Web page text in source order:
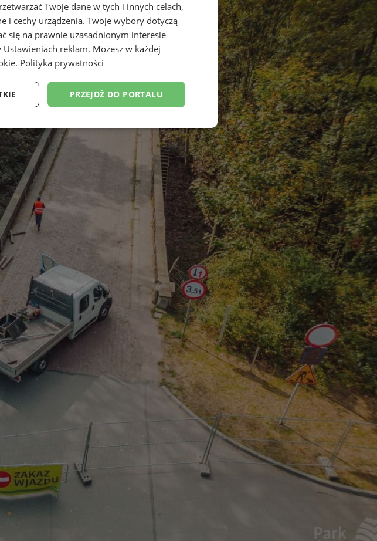
Twoje dane w tych i innych celach,
i cechy urządzenia. Twoje wybory dotyczą
się na prawnie uzasadnionym interesie
Ustawieniach reklam. Możesz w każdej
. Polityka prywatności
PRZEJDŹ DO PORTALU
Funkcjonalność Niesklasyfikowane
Funkcjonalność
strony internetowej, takich jak logowanie użytkownika i
korzystać ze strony internetowej.
Ten plik cookie przechowuje identyfikator sesji.
Ten plik cookie przechowuje identyfikator sesji.
Ten plik cookie przechowuje identyfikator sesji.
dni
Ten plik cookie jest używany przez usługę Cookie-
Script.com do zapamiętywania preferencji
dotyczących zgody użytkownika na pliki cookie.
Jest to konieczne, aby baner cookie Cookie-
Script.com działał poprawnie.
botów. Jest to korzystne dla strony internetowej,
Ten plik cookie przechowuje informacje o zgodzie
użytkownika oraz jego preferencjach dotyczących
prywatności podczas korzystania z witryny.
Rejestruje wybory dotyczące polityki prywatności
i ustawień zgody, zapewniając ich przestrzeganie
w kolejnych wizytach. Dzięki temu użytkownik nie
musi ponownie konfigurować swoich preferencji,
co zwiększa wygodę i zgodność z regulacjami
ochrony danych.